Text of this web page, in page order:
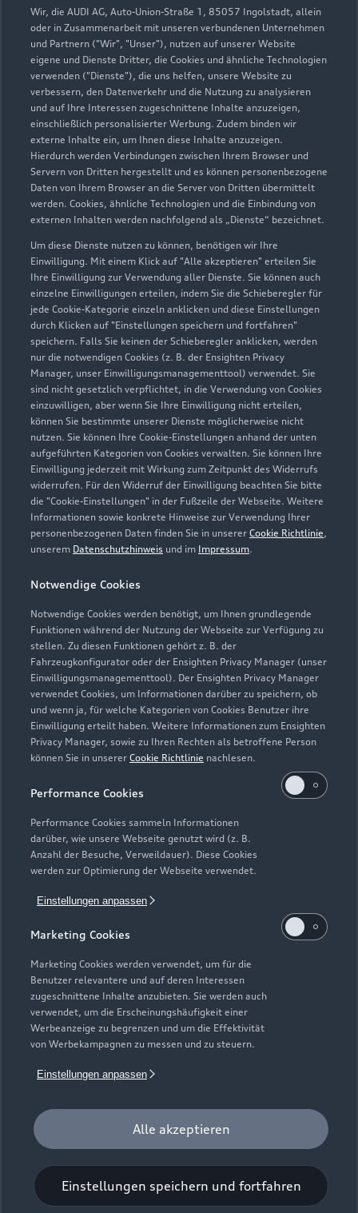
Wir, die AUDI AG, Auto-Union-Straße 1, 85057 Ingolstadt, allein
oder in Zusammenarbeit mit unseren verbundenen Unternehmen
und Partnern ("Wir", "Unser"), nutzen auf unserer Website
eigene und Dienste Dritter, die Cookies und ähnliche Technologien
verwenden ("Dienste"), die uns helfen, unsere Website zu
verbessern, den Datenverkehr und die Nutzung zu analysieren
und auf Ihre Interessen zugeschnittene Inhalte anzuzeigen,
einschließlich personalisierter Werbung. Zudem binden wir
externe Inhalte ein, um Ihnen diese Inhalte anzuzeigen.
Hierdurch werden Verbindungen zwischen Ihrem Browser und
Servern von Dritten hergestellt und es können personenbezogene
Daten von Ihrem Browser an die Server von Dritten übermittelt
werden. Cookies, ähnliche Technologien und die Einbindung von
externen Inhalten werden nachfolgend als „Dienste“ bezeichnet.
Um diese Dienste nutzen zu können, benötigen wir Ihre
Einwilligung. Mit einem Klick auf "Alle akzeptieren" erteilen Sie
Ihre Einwilligung zur Verwendung aller Dienste. Sie können auch
einzelne Einwilligungen erteilen, indem Sie die Schieberegler für
jede Cookie-Kategorie einzeln anklicken und diese Einstellungen
durch Klicken auf "Einstellungen speichern und fortfahren"
speichern. Falls Sie keinen der Schieberegler anklicken, werden
nur die notwendigen Cookies (z. B. der Ensighten Privacy
Manager, unser Einwilligungsmanagementtool) verwendet. Sie
sind nicht gesetzlich verpflichtet, in die Verwendung von Cookies
einzuwilligen, aber wenn Sie Ihre Einwilligung nicht erteilen,
können Sie bestimmte unserer Dienste möglicherweise nicht
nutzen. Sie können Ihre Cookie-Einstellungen anhand der unten
aufgeführten Kategorien von Cookies verwalten. Sie können Ihre
Einwilligung jederzeit mit Wirkung zum Zeitpunkt des Widerrufs
widerrufen. Für den Widerruf der Einwilligung beachten Sie bitte
die "Cookie-Einstellungen" in der Fußzeile der Webseite. Weitere
Informationen sowie konkrete Hinweise zur Verwendung Ihrer
personenbezogenen Daten finden Sie in unserer Cookie Richtlinie,
unserem Datenschutzhinweis und im Impressum.
Notwendige Cookies
Notwendige Cookies werden benötigt, um Ihnen grundlegende
Funktionen während der Nutzung der Webseite zur Verfügung zu
stellen. Zu diesen Funktionen gehört z. B. der
Fahrzeugkonfigurator oder der Ensighten Privacy Manager (unser
Einwilligungsmanagementtool). Der Ensighten Privacy Manager
verwendet Cookies, um Informationen darüber zu speichern, ob
und wenn ja, für welche Kategorien von Cookies Benutzer ihre
Einwilligung erteilt haben. Weitere Informationen zum Ensighten
Privacy Manager, sowie zu Ihren Rechten als betroffene Person
können Sie in unserer Cookie Richtlinie nachlesen.
Performance Cookies
Performance Cookies sammeln Informationen
darüber, wie unsere Webseite genutzt wird (z. B.
Anzahl der Besuche, Verweildauer). Diese Cookies
werden zur Optimierung der Webseite verwendet.
Einstellungen anpassen
Marketing Cookies
Marketing Cookies werden verwendet, um für die
Benutzer relevantere und auf deren Interessen
zugeschnittene Inhalte anzubieten. Sie werden auch
verwendet, um die Erscheinungshäufigkeit einer
Werbeanzeige zu begrenzen und um die Effektivität
von Werbekampagnen zu messen und zu steuern.
Einstellungen anpassen
Alle akzeptieren
Einstellungen speichern und fortfahren
Schließt bald 18:30
Teile- & Zubehörverkauf
Schließt bald18:00
Zur Inspektion
Zur Reparatur
Zurück nach oben
Modelle
Elektromodelle
Plug-in-Hybride
Neuwagensuche
Gebrauchtwagensuche
Geschäftskunden
Service & Zubehör
Saisonale Angebote
Audi Services
Garantie
Audi digital services
myAudi
Support
Audi Code
Häufige Fragen (FAQ)
Audi Online Beratung
Online-Terminvereinbarung
Servicekontakt
Bordbuch & Bedienungsanleitungen
Verträge kündigen
Über Audi
Unternehmen
Karriere
Investor Relations
Audi erleben
© 2026 AUDI AG. Alle Rechte vorbehalten
Impressum Rechtliches
Cookie-Richtlinie
Digital Services Act
EU Data Act